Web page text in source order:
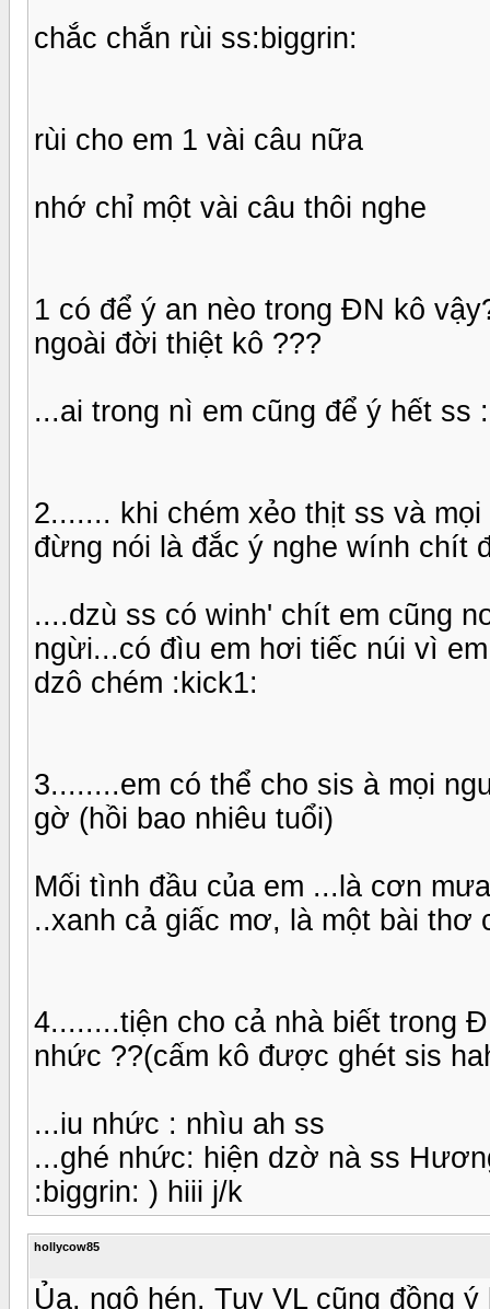
chắc chắn rùi ss:biggrin:
rùi cho em 1 vài câu nữa
nhớ chỉ một vài câu thôi nghe
1 có để ý an nèo trong ĐN kô
ngoài đời thiệt kô ???
...ai trong nì em cũng để ý hết ss
2....... khi chém xẻo thịt ss và
đừng nói là đắc ý nghe wính chít
....dzù ss có winh' chít em cũng
ngừi...có đìu em hơi tiếc núi vì
dzô chém :kick1:
3........em có thể cho sis à mọi
gờ (hồi bao nhiêu tuổi)
Mối tình đầu của em ...là cơn
..xanh cả giấc mơ, là một bài thơ
4........tiện cho cả nhà biết trong
nhức ??(cấm kô được ghét sis
...iu nhức : nhìu ah ss
...ghé nhức: hiện dzờ nà ss
:biggrin: ) hiii j/k
hollycow85
Ủa, ngộ hén. Tuy VL cũng đồng